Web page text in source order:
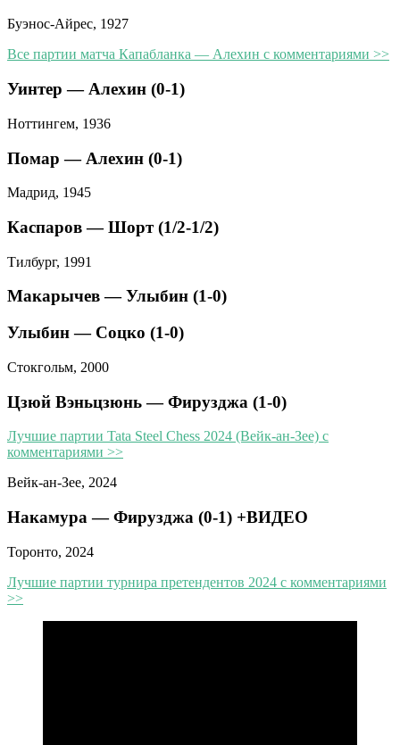
Буэнос-Айрес, 1927
Все партии матча Капабланка — Алехин с комментариями >>
Уинтер — Алехин (0-1)
Ноттингем, 1936
Помар — Алехин (0-1)
Мадрид, 1945
Каспаров — Шорт (1/2-1/2)
Тилбург, 1991
Макарычев — Улыбин (1-0)
Улыбин — Соцко (1-0)
Стокгольм, 2000
Цзюй Вэньцзюнь — Фирузджа (1-0)
Лучшие партии Tata Steel Chess 2024 (Вейк-ан-Зее) с
комментариями >>
Вейк-ан-Зее, 2024
Накамура — Фирузджа (0-1) +ВИДЕО
Торонто, 2024
Лучшие партии турнира претендентов 2024 с комментариями
>>